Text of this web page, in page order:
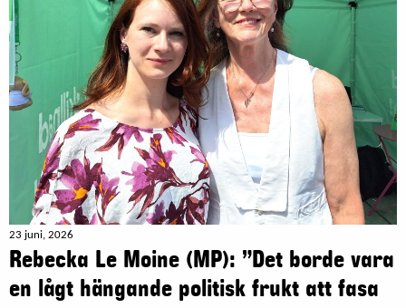
23 juni, 2026
Rebecka Le Moine (MP): ”Det borde vara
en lågt hängande politisk frukt att fasa